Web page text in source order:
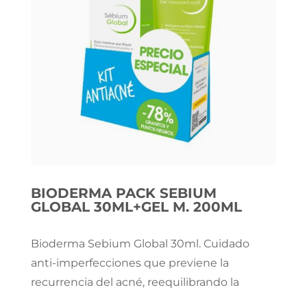
BIODERMA PACK SEBIUM
GLOBAL 30ML+GEL M. 200ML
Bioderma Sebium Global 30ml. Cuidado
anti-imperfecciones que previene la
recurrencia del acné, reequilibrando la